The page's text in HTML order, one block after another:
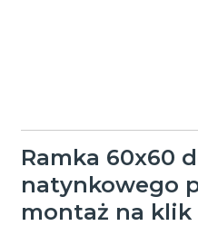
Ramka 60x60
natynkowego
montaż na klik